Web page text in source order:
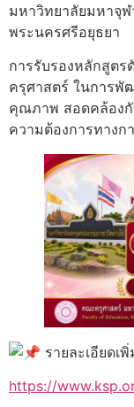
มหาวิทยาลัยมหาจุ
พระนครศรีอยุธยา
การรับรองหลักสูต
ครุศาสตร์ ในการ
คุณภาพ สอดคล้อง
ความต้องการทาง
รายละเอียดเ
https://